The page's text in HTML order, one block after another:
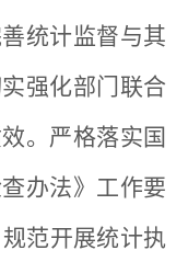
统计监督与其
强化部门联合
。严格落实国
办法》工作要
范开展统计执